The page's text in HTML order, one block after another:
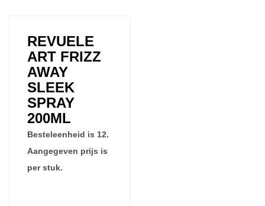
REVUELE
ART FRIZZ
AWAY
SLEEK
SPRAY
200ML
Besteleenheid is 12.
Aangegeven prijs is
per stuk.